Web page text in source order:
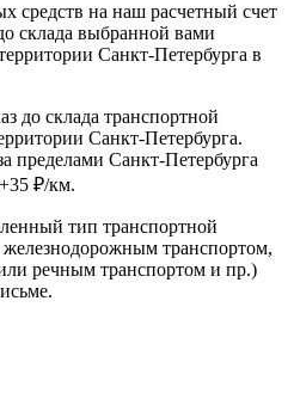
средств на наш расчетный счет
склада выбранной вами
Санкт-Петербурга в
до склада транспортной
Санкт-Петербурга.
пределами Санкт-Петербурга
₽/км.
тип транспортной
железнодорожным транспортом,
речным транспортом и пр.)